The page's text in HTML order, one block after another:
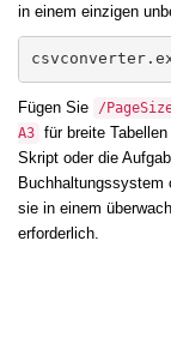
in einem einzigen
Fügen Sie /
A3 für breite
Skript oder die
Buchhaltungssystem
sie in einem
erforderlich.